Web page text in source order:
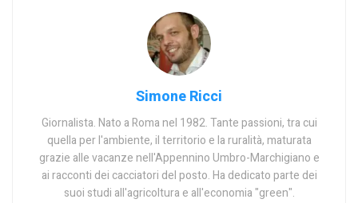
Simone Ricci
Giornalista. Nato a Roma nel 1982. Tante passioni, tra cui
quella per l'ambiente, il territorio e la ruralità, maturata
grazie alle vacanze nell'Appennino Umbro-Marchigiano e
ai racconti dei cacciatori del posto. Ha dedicato parte dei
suoi studi all'agricoltura e all'economia "green".